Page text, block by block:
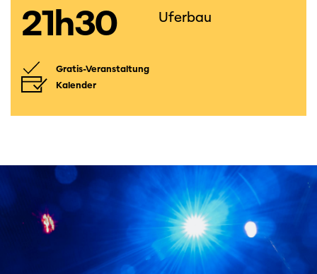
21h30 Uferbau
Gratis-Veranstaltung
Kalender